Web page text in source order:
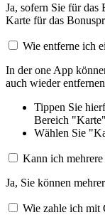
Ja, sofern Sie für
Karte für das
Wie entferne ich
In der one App
auch wieder
Tippen Sie
Bereich
Wählen Sie
Kann ich
Ja, Sie können
Wie zahle ich mit